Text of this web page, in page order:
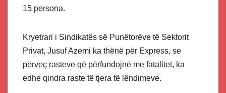
15 persona.
Kryetrari i Sindikatës së Punëtorëve të Sektorit
Privat, Jusuf Azemi ka thënë për Express, se
përveç rasteve që përfundojnë me fatalitet, ka
edhe qindra raste të tjera të lëndimeve.